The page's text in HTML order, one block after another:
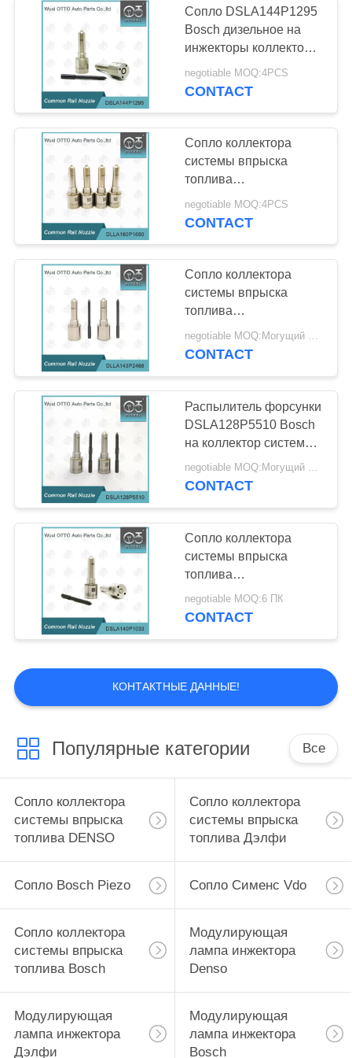
Части инжектора
коллектора
системы впрыска
топлива
Детали инжектора
Siemens
4A000
Сопло DSLA144P1295
Bosch дизельное на
инжекторы коллектора
системы впрыска
топлива 0 445110119
negotiable MOQ:4PCS
CONTACT
Сопло коллектора
системы впрыска
топлива
DLLA160P1650 Bosch
на инжекторы 0
negotiable MOQ:4PCS
CONTACT
Сопло коллектора
системы впрыска
топлива
DLLA143P2468 Bosch
на инжекторы
negotiable MOQ:Могущий быть предметом переговоров
CONTACT
Распылитель форсунки
DSLA128P5510 Bosch
на коллектор системы
впрыска топлива
0445120231
negotiable MOQ:Могущий быть предметом переговоров
CONTACT
Сопло коллектора
системы впрыска
топлива
DSLA140P1033 Bosch
на инжекторы 0
negotiable MOQ:6 ПК
CONTACT
КОНТАКТНЫЕ ДАННЫЕ!
Популярные категории Все
Сопло коллектора
системы впрыска
топлива DENSO
Сопло коллектора
системы впрыска
топлива Дэлфи
Сопло Bosch Piezo Сопло Сименс Vdo
Сопло коллектора
системы впрыска
топлива Bosch
Модулирующая
лампа инжектора
Denso
Модулирующая
лампа инжектора
Дэлфи
Модулирующая
лампа инжектора
Bosch